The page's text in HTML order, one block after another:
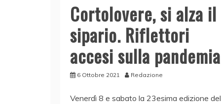
Cortolovere, si alza il
sipario. Riflettori
accesi sulla pandemia
6 Ottobre 2021 Redazione
Venerdì 8 e sabato la 23esima edizione del